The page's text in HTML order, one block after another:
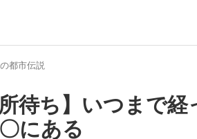
都市伝説
所待ち】いつまで
にある